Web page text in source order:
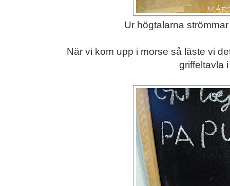
Ur högtalarna
När vi kom upp i morse så läste vi
griffeltavla